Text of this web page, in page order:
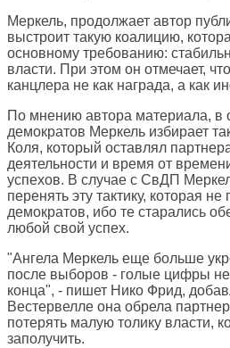
Меркель, продолжает автор
выстроит такую коалицию,
основному требованию:
власти. При этом он отмечает,
канцлера не как награда, а как
По мнению автора материала, в
демократов Меркель избирает
Коля, который оставлял
деятельности и время от
успехов. В случае с СвДП
перенять эту тактику, которая
демократов, ибо те старались
любой свой успех.
"Ангела Меркель еще больше
после выборов - голые цифры не
конца", - пишет Нико Фрид,
Вестервелле она обрела
потерять малую толику власти,
заполучить.